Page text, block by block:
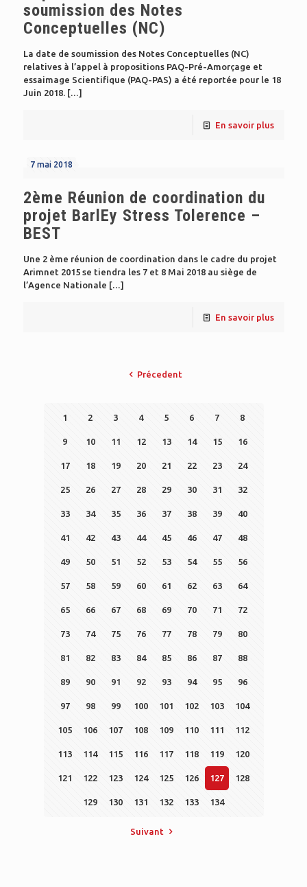
soumission des Notes
Conceptuelles (NC)
La date de soumission des Notes Conceptuelles (NC)
relatives à l’appel à propositions PAQ-Pré-Amorçage et
essaimage Scientifique (PAQ-PAS) a été reportée pour le 18
Juin 2018.[…]
En savoir plus
7 mai 2018
2ème Réunion de coordination du
projet BarlEy Stress Tolerence –
BEST
Une 2 ème réunion de coordination dans le cadre du projet
Arimnet 2015 se tiendra les 7 et 8 Mai 2018 au siège de
l’Agence Nationale […]
En savoir plus
Précedent
1 2 3 4 5 6 7 8
9 10 11 12 13 14 15 16
17 18 19 20 21 22 23 24
25 26 27 28 29 30 31 32
33 34 35 36 37 38 39 40
41 42 43 44 45 46 47 48
49 50 51 52 53 54 55 56
57 58 59 60 61 62 63 64
65 66 67 68 69 70 71 72
73 74 75 76 77 78 79 80
81 82 83 84 85 86 87 88
89 90 91 92 93 94 95 96
97 98 99 100 101 102 103 104
105 106 107 108 109 110 111 112
113 114 115 116 117 118 119 120
121 122 123 124 125 126 127 128
129 130 131 132 133 134
Suivant